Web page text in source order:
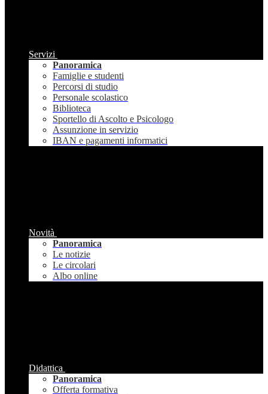
Servizi
Panoramica
Famiglie e studenti
Percorsi di studio
Personale scolastico
Biblioteca
Sportello di Ascolto e Psicologo
Assunzione in servizio
IBAN e pagamenti informatici
Novità
Panoramica
Le notizie
Le circolari
Albo online
Didattica
Panoramica
Offerta formativa